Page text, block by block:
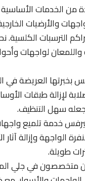
من الخدمات
والأرضيات
الترسبات الكلسية.
واللمعان لواجهات
بخبرتها العريضة في
لإزالة طبقات
سهل التنظيف.
خدمة تلميع واجهات
الواجهة وإزالة آثار
طويلة.
في جلي